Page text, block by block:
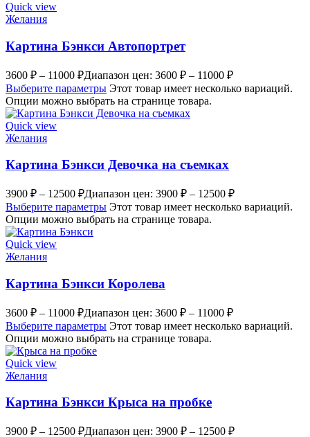
Quick view
Желания
Картина Бэнкси Автопортрет
3600 ₽ – 11000 ₽Диапазон цен: 3600 ₽ – 11000 ₽
Выберите параметры Этот товар имеет несколько вариаций.
Опции можно выбрать на странице товара.
Quick view
Желания
Картина Бэнкси Девочка на съемках
3900 ₽ – 12500 ₽Диапазон цен: 3900 ₽ – 12500 ₽
Выберите параметры Этот товар имеет несколько вариаций.
Опции можно выбрать на странице товара.
Quick view
Желания
Картина Бэнкси Королева
3600 ₽ – 11000 ₽Диапазон цен: 3600 ₽ – 11000 ₽
Выберите параметры Этот товар имеет несколько вариаций.
Опции можно выбрать на странице товара.
Quick view
Желания
Картина Бэнкси Крыса на пробке
3900 ₽ – 12500 ₽Диапазон цен: 3900 ₽ – 12500 ₽